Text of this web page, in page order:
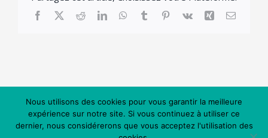
Facebook
X RedditLinkedInWhatsApp
TumblrPinterest
Vk Xing Email
Nous utilisons des cookies pour vous garantir la meilleure
expérience sur notre site. Si vous continuez à utiliser ce
dernier, nous considérerons que vous acceptez l'utilisation des